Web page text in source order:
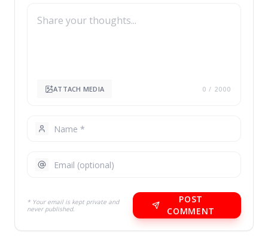
ATTACH MEDIA 0 / 2000
* Your email is kept private and
never published.
POST
COMMENT